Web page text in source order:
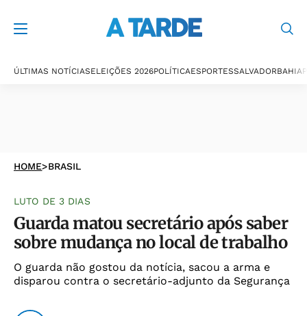
ÚLTIMAS NOTÍCIASELEIÇÕES 2026POLÍTICAESPORTESSALVADORBAHIA
HOME>BRASIL
LUTO DE 3 DIAS
Guarda matou secretário após saber
sobre mudança no local de trabalho
O guarda não gostou da notícia, sacou a arma e
disparou contra o secretário-adjunto da Segurança